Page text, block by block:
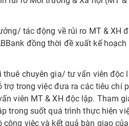
tác động về rủi ro MT & XH
đồng thời đề xuất kế hoạch
chuyên gia/ tư vấn viên độc
trong việc đưa ra các tiêu chí
viên MT & XH độc lập. Tham
trong suốt quá trình thực hiện
việc và kết quả bàn giao của